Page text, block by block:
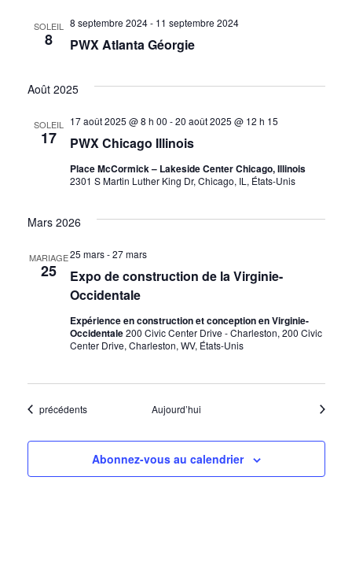
SOLEIL
8 PWX Atlanta Géorgie
8 septembre 2024- 11 septembre 2024
Août 2025
SOLEIL
17 PWX Chicago Illinois
17 août 2025 @ 8 h 00 -20 août 2025 @ 12 h 15
Place McCormick – Lakeside Center Chicago, Illinois
2301 S Martin Luther King Dr, Chicago, IL, États-Unis
Mars 2026
MARIAGE
25
Expo de construction de la Virginie-
Occidentale
25 mars-27 mars
Expérience en construction et conception en Virginie-
Occidentale200 Civic Center Drive - Charleston, 200 Civic
Center Drive, Charleston, WV, États-Unis
Evénements
précédents Aujourd’hui
Abonnez-vous au calendrier